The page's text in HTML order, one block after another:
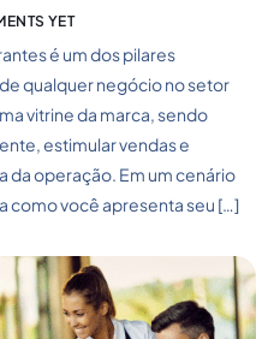
YET
é um dos pilares
qualquer negócio no setor
vitrine da marca, sendo
estimular vendas e
da operação. Em um cenário
como você apresenta seu […]